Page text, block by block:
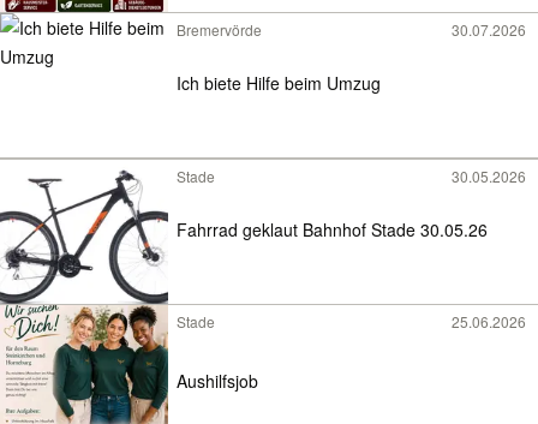
Bremervörde 30.07.2026
Ich biete Hilfe beim Umzug
Stade 30.05.2026
Fahrrad geklaut Bahnhof Stade 30.05.26
Stade 25.06.2026
Aushilfsjob